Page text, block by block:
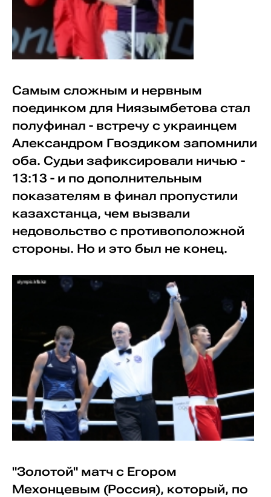
Самым сложным и нервным
поединком для Ниязымбетова стал
полуфинал - встречу с украинцем
Александром Гвоздиком запомнили
оба. Судьи зафиксировали ничью -
13:13 - и по дополнительным
показателям в финал пропустили
казахстанца, чем вызвали
недовольство с противоположной
стороны. Но и это был не конец.
"Золотой" матч с Егором
Мехонцевым (Россия), который, по